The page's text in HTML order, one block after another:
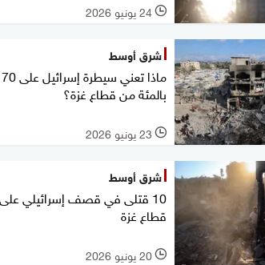
l 24 يونيو 2026
شرق أوسط
ماذا تعني سيطرة إسرائيل على 70
بالمئة من قطاع غزة؟
l 23 يونيو 2026
شرق أوسط
10 قتلى في قصف إسرائيلي على
قطاع غزة
l 20 يونيو 2026